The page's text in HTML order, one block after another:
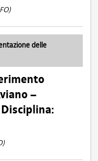
delle
–
Disciplina: